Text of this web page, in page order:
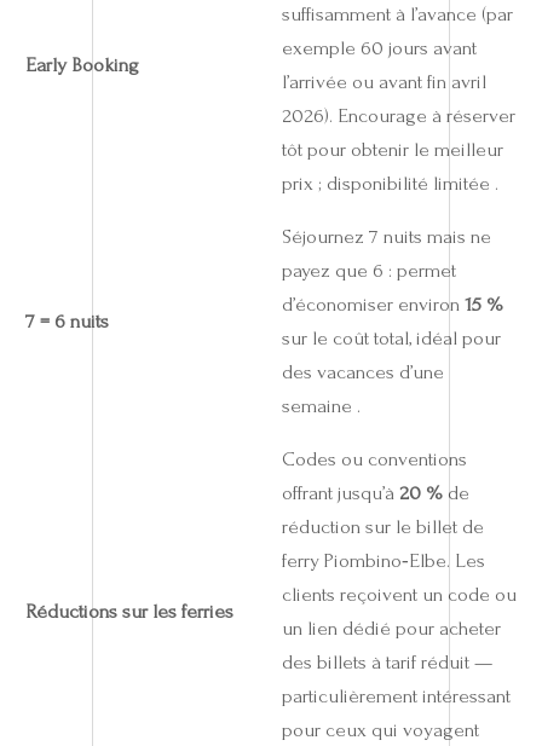
Early Booking
suffisamment à l’avance (par
exemple 60 jours avant
l’arrivée ou avant fin avril
2026). Encourage à réserver
tôt pour obtenir le meilleur
prix ; disponibilité limitée .
7 = 6 nuits
Séjournez 7 nuits mais ne
payez que 6 : permet
d’économiser environ 15 %
sur le coût total, idéal pour
des vacances d’une
semaine .
Réductions sur les ferries
Codes ou conventions
offrant jusqu’à 20 %de
réduction sur le billet de
ferry Piombino‑Elbe. Les
clients reçoivent un code ou
un lien dédié pour acheter
des billets à tarif réduit —
particulièrement intéressant
pour ceux qui voyagent